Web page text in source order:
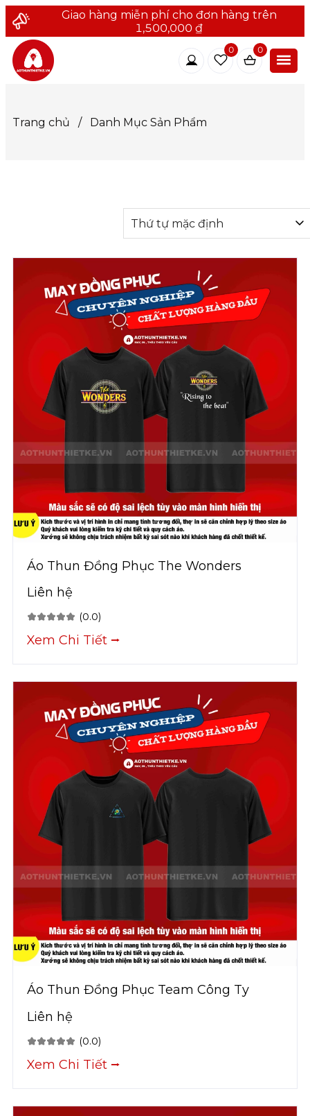
Giao hàng miễn phí cho đơn hàng trên
1,500,000 ₫
0 0
Trang chủ / Danh Mục Sản Phẩm
Thứ tự mặc định
Áo Thun Đồng Phục The Wonders
Liên hệ
(0.0)
Xem Chi Tiết ⭢
Áo Thun Đồng Phục Team Công Ty
Liên hệ
(0.0)
Xem Chi Tiết ⭢